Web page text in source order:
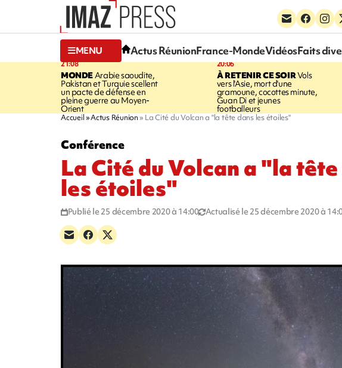
MENU Actus RéunionFrance-MondeVidéosFaits
21:08
MONDE Arabie saoudite,
Pakistan et Turquie scellent
un pacte de défense en
pleine guerre au Moyen-
Orient
20:06
À RETENIR CE SOIRVols
vers l'Asie, mort d'une
gramoune, cocottes minute,
Guan Di et jeunes
footballeurs
Accueil Actus Réunion La Cité du Volcan a "la tête dans les étoiles"
Conférence
La Cité du Volcan a "la
les étoiles"
Publié le 25 décembre 2020 à 14:00 Actualisé le 25 décembre 2020 à